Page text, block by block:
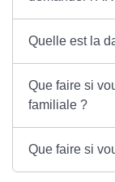
Quelle est la
Que faire si
familiale ?
Que faire si